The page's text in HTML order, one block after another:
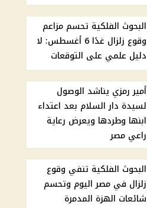
البحوث الفلكية تحسم مزاعم
وقوع زلزال غدًا 6 أغسطس: لا
دليل علمي على التوقعات
أمير رمزي يناشد الوصول
لسيدة دار السلام بعد اعتداء
ابنها وطردها ويعرض رعاية
راعي مصر
البحوث الفلكية تنفي وقوع
زلزال في مصر اليوم وتحسم
شائعات الهزة المدمرة